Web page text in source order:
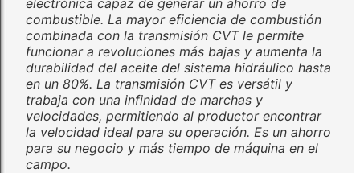
combustible. La mayor eficiencia de combustión
combinada con la transmisión CVT le permite
funcionar a revoluciones más bajas y aumenta la
durabilidad del aceite del sistema hidráulico hasta
en un 80%. La transmisión CVT es versátil y
trabaja con una infinidad de marchas y
velocidades, permitiendo al productor encontrar
la velocidad ideal para su operación. Es un ahorro
para su negocio y más tiempo de máquina en el
campo.